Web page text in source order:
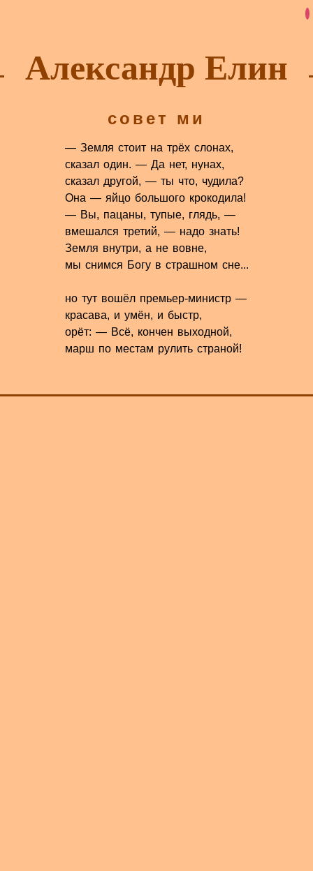
Александр Елин
совет ми
— Земля стоит на трёх слонах,
сказал один. — Да нет, нунах,
сказал другой, — ты что, чудила?
Она — яйцо большого крокодила!
— Вы, пацаны, тупые, глядь, —
вмешался третий, — надо знать!
Земля внутри, а не вовне,
мы снимся Богу в страшном сне...
но тут вошёл премьер-министр —
красава, и умён, и быстр,
орёт: — Всё, кончен выходной,
марш по местам рулить страной!